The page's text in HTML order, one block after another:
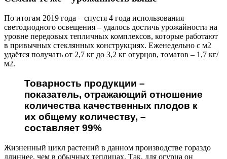
По итогам 2019 года – спустя 4 года использования
светодиодного освещения – удалось достичь урожайности на
уровне передовых тепличных комплексов, которые работают
в привычных стеклянных конструкциях. Еженедельно с м2
удаётся получать от 2,7 кг до 3,2 кг огурцов, томатов – 1,7 кг/
м2.
Товарность продукции –
показатель, отражающий отношение
количества качественных плодов к
их общему количеству, –
составляет 99%
Жизненный цикл растений в данном производстве гораздо
длиннее, чем в обычных теплицах. Так, для огурца он